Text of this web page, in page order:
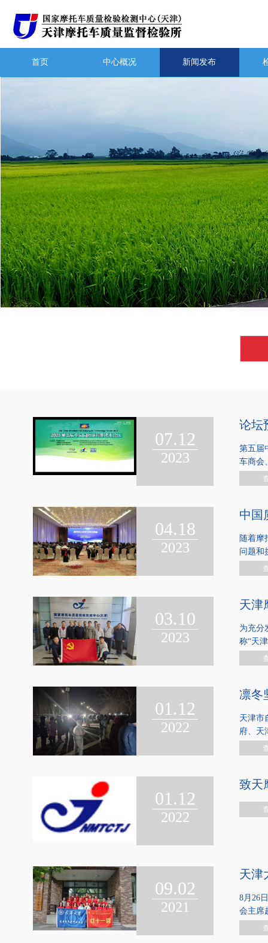
首页 中心概况 新闻发布
07.12
2023
论坛
第五届
车商会
04.18
2023
中国
随着摩
问题和
03.10
2023
天津
为充分
称“天
01.12
2022
凛冬
天津市
府、天
01.12
2022
致天
09.02
2021
天津
8月26
会主席